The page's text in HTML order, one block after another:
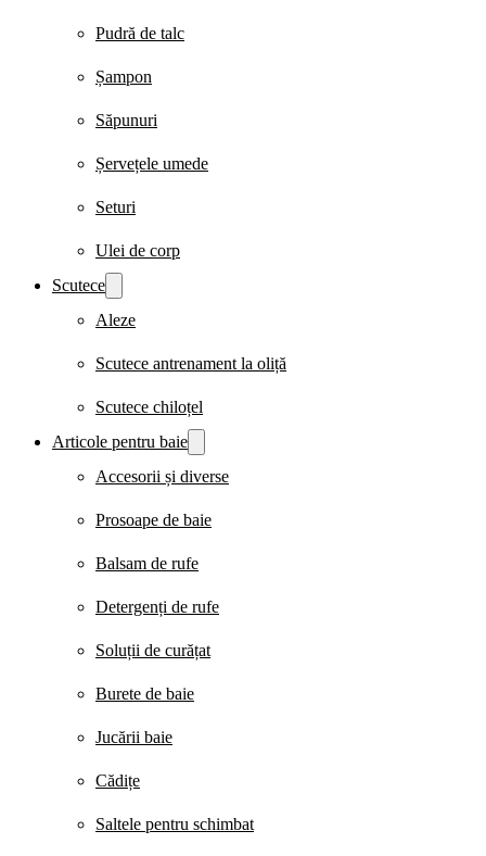
Pudră de talc
Șampon
Săpunuri
Șervețele umede
Seturi
Ulei de corp
Scutece
Aleze
Scutece antrenament la oliță
Scutece chiloțel
Articole pentru baie
Accesorii și diverse
Prosoape de baie
Balsam de rufe
Detergenți de rufe
Soluții de curățat
Burete de baie
Jucării baie
Cădițe
Saltele pentru schimbat